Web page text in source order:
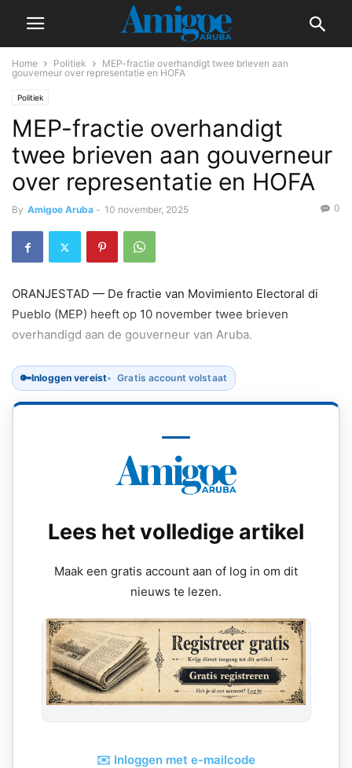
Home Politiek
MEP-fractie overhandigt twee brieven aan
gouverneur over representatie en HOFA
Politiek
MEP-fractie overhandigt
twee brieven aan gouverneur
over representatie en HOFA
By Amigoe Aruba - 10 november, 2025 0
ORANJESTAD — De fractie van Movimiento Electoral di
Pueblo (MEP) heeft op 10 november twee brieven
overhandigd aan de gouverneur van Aruba.
🔑Inloggen vereist Gratis account volstaat
Lees het volledige artikel
Maak een gratis account aan of log in om dit
nieuws te lezen.
✉️ Inloggen met e-mailcode